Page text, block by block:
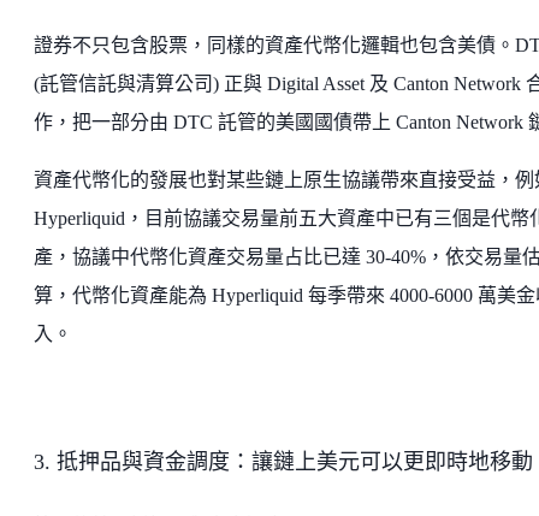
證券不只包含股票，同樣的資產代幣化邏輯也包含美債。
(託管信託與清算公司) 正與 Digital Asset 及 Canton Network
作，把一部分由 DTC 託管的美國國債帶上 Canton Network
資產代幣化的發展也對某些鏈上原生協議帶來直接受益，例
Hyperliquid，目前協議交易量前五大資產中已有三個是代幣
產，協議中代幣化資產交易量占比已達 30-40%，依交易量
算，代幣化資產能為 Hyperliquid 每季帶來 4000-6000 萬美
入。
3. 抵押品與資金調度：讓鏈上美元可以更即時地移動